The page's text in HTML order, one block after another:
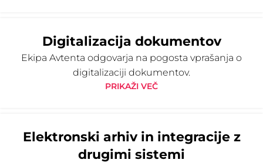
Digitalizacija dokumentov
Ekipa Avtenta odgovarja na pogosta vprašanja o
digitalizaciji dokumentov.
PRIKAŽI VEČ
Elektronski arhiv in integracije z
drugimi sistemi